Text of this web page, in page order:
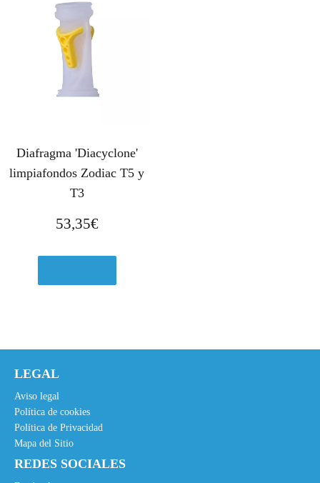
Diafragma 'Diacyclone'
limpiafondos Zodiac T5 y
T3
53,35€
LEGAL
Aviso legal
Política de cookies
Política de Privacidad
Mapa del Sitio
REDES SOCIALES